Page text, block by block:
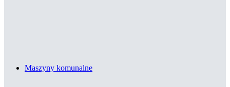
Maszyny komunalne